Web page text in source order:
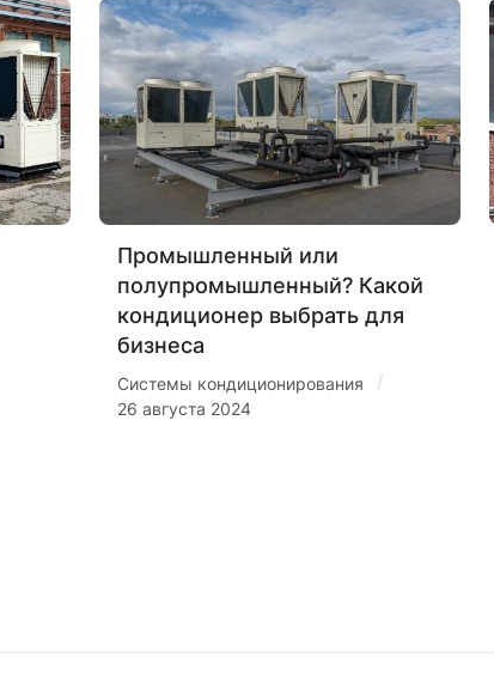
Промышленный или
полупромышленный? Какой
кондиционер выбрать для
бизнеса
Системы кондиционирования /
26 августа 2024